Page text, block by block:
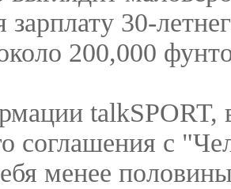
зарплату 30-
200,000
talkSPORT,
соглашения с
менее